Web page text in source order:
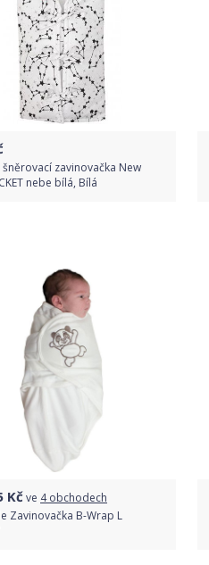
šněrovací zavinovačka New
nebe bílá, Bílá
Detail produktu
Kčve 4 obchodech
Zavinovačka B-Wrap L